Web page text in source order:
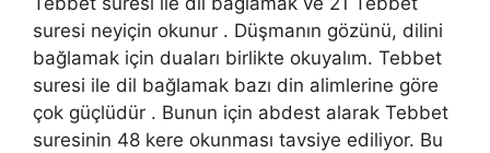
suresi neyiçin okunur . Düşmanın gözünü, dilini
bağlamak için duaları birlikte okuyalım. Tebbet
suresi ile dil bağlamak bazı din alimlerine göre
çok güçlüdür . Bunun için abdest alarak Tebbet
suresinin 48 kere okunması tavsiye ediliyor. Bu